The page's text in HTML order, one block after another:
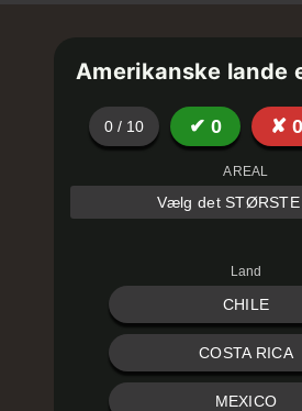
Amerikanske lande
0 / 10 ✔ 0 ✘ 0
AREAL
Vælg det STØRSTE
Land
CHILE
COSTA RICA
MEXICO